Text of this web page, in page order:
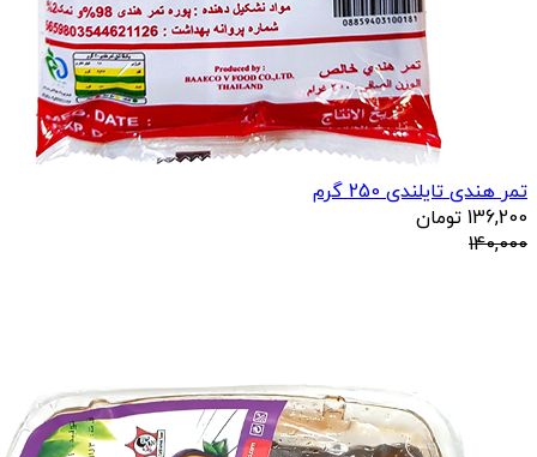
تمر هندی تایلندی 250 گرم
136,200 تومان
140,000